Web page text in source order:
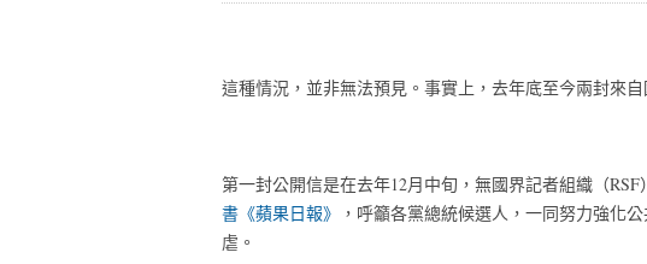
這種情況，並非無法預見。事實上，去年底至今兩封來
第一封公開信是在去年12月中旬，無國界記者組織（
書《蘋果日報》
，呼籲各黨總統候選人，一同努力強化
虐。